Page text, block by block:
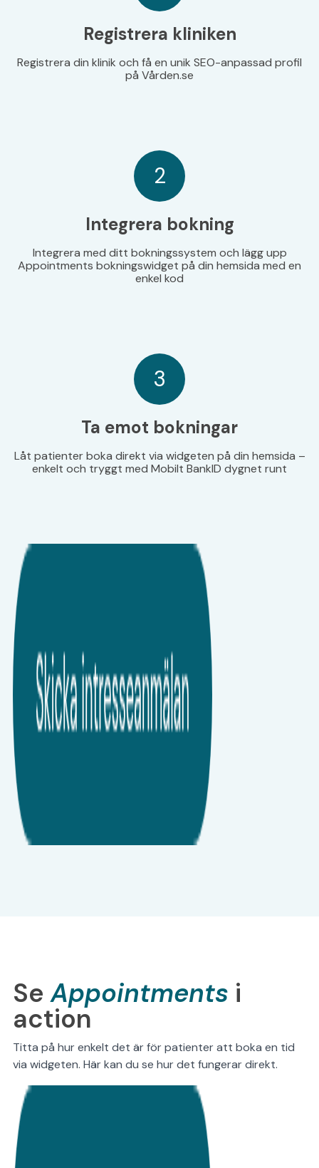
Registrera kliniken
Registrera din klinik och få en unik SEO-anpassad profil
på Vården.se
2
Integrera bokning
Integrera med ditt bokningssystem och lägg upp
Appointments bokningswidget på din hemsida med en
enkel kod
3
Ta emot bokningar
Låt patienter boka direkt via widgeten på din hemsida –
enkelt och tryggt med Mobilt BankID dygnet runt
SeAppointments i
action
Titta på hur enkelt det är för patienter att boka en tid
via widgeten. Här kan du se hur det fungerar direkt.